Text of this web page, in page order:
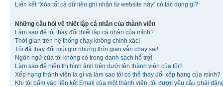
Liên kết “Xóa tất cả dữ liệu ghi nhận từ website này” có tác dụng gì?
Những câu hỏi về thiết lập cá nhân của thành viên
Làm sao để tôi thay đổi thiết lập cá nhân của mình?
Thời gian trên hệ thống chạy không chính xác!
Tôi đã thay đổi múi giờ nhưng thời gian vẫn chạy sai!
Ngôn ngữ của tôi không có trong danh sách hỗ trợ!
Làm sao để hiển thị hình ảnh bên dưới tên thành viên của tôi?
Xếp hạng thành viên là gì và làm sao tôi có thể thay đổi xếp hạng của mình?
Khi tôi bấm vào liên kết Email của một thành viên, tôi được yêu cầu phải